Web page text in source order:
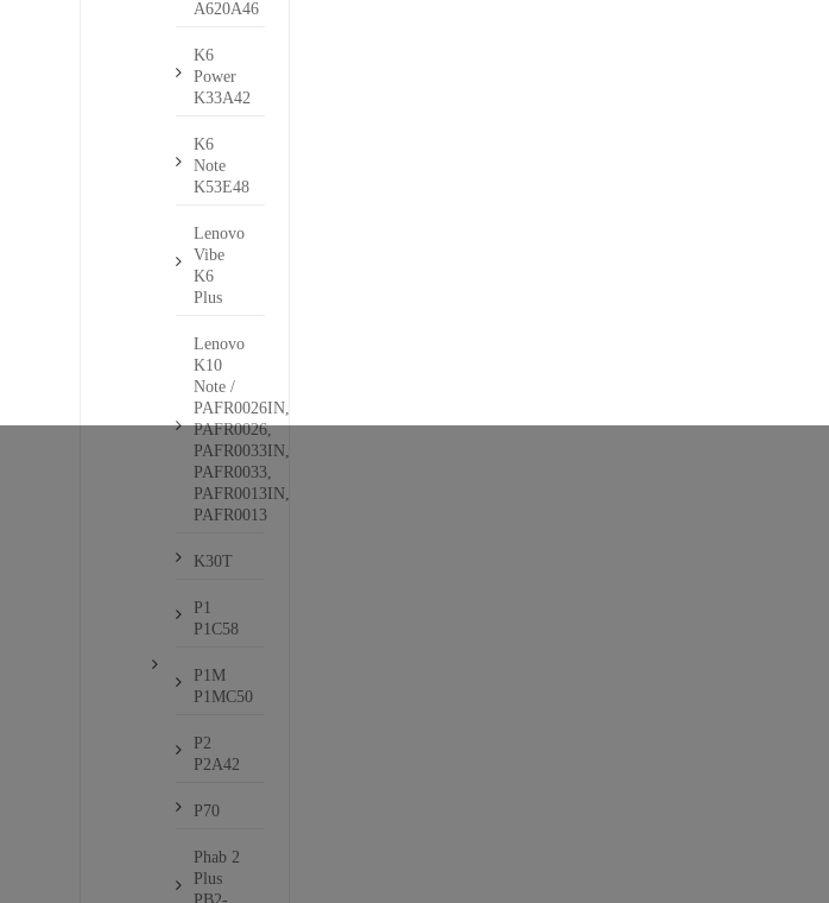
A620A46
K6
Power
K33A42
K6
Note
K53E48
Lenovo
Vibe
K6
Plus
Lenovo
K10
Note /
PAFR0026IN,
PAFR0026,
PAFR0033IN,
PAFR0033,
PAFR0013IN,
PAFR0013
K30T
P1
P1C58
P1M
P1MC50
P2
P2A42
P70
Phab 2
Plus